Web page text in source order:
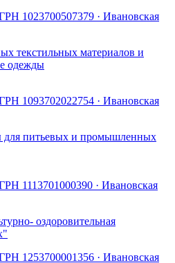
1023700507379 · Ивановская
текстильных материалов и
одежды
1093702022754 · Ивановская
для питьевых и промышленных
1113701000390 · Ивановская
оздоровительная
1253700001356 · Ивановская